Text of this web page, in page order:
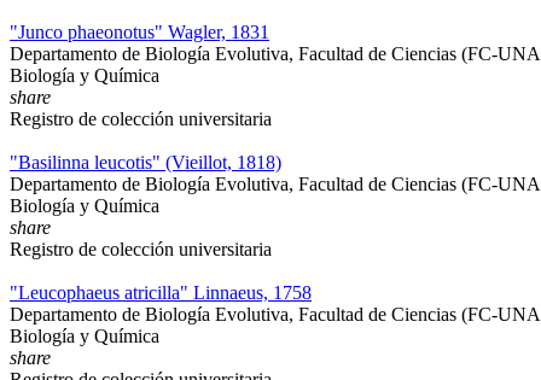
"Junco phaeonotus" Wagler, 1831
Departamento de Biología Evolutiva, Facultad de Ciencias (FC-
Biología y Química
share
Registro de colección universitaria
"Basilinna leucotis" (Vieillot, 1818)
Departamento de Biología Evolutiva, Facultad de Ciencias (FC-
Biología y Química
share
Registro de colección universitaria
"Leucophaeus atricilla" Linnaeus, 1758
Departamento de Biología Evolutiva, Facultad de Ciencias (FC-
Biología y Química
share